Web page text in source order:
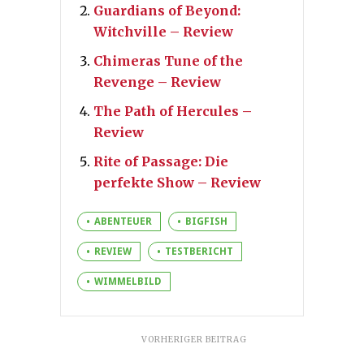
Guardians of Beyond:
Witchville – Review
Chimeras Tune of the
Revenge – Review
The Path of Hercules –
Review
Rite of Passage: Die
perfekte Show – Review
ABENTEUER BIGFISH
REVIEW TESTBERICHT
WIMMELBILD
VORHERIGER BEITRAG